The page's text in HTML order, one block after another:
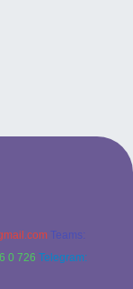
Teams:
0 726 Telegram: